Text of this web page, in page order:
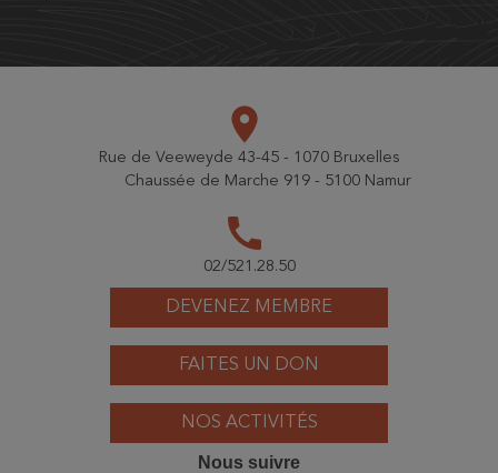
DEVENEZ MEMBRE
FAITES UN DON
NOS ACTIVITÉS
place
Rue de Veeweyde 43-45 - 1070 Bruxelles
Chaussée de Marche 919 - 5100 Namur
call
02/521.28.50
Nous suivre